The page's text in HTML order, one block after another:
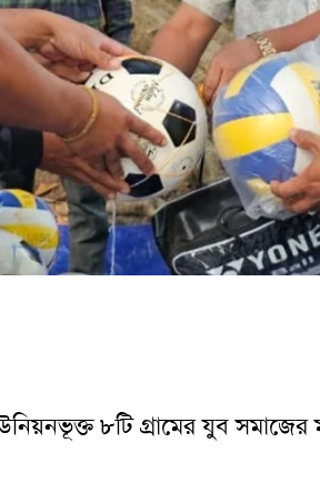
৮টি গ্রামের যুব সমাজের